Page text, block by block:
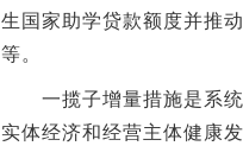
生国家助学贷款额度并推
等。
一揽子增量措施是系统
实体经济和经营主体健康